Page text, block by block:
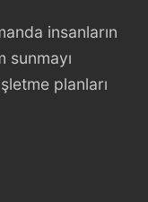
insanların
planları